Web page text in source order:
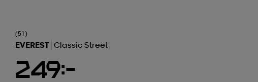
(51)
EVEREST Classic Street
249:-